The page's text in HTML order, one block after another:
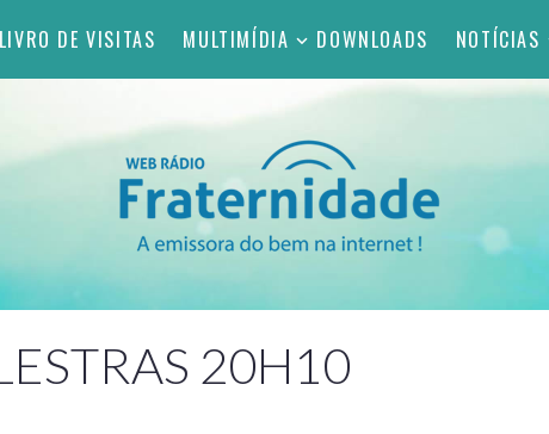
LIVRO DE VISITAS MULTIMÍDIA DOWNLOADS NOTÍCIAS
20H10